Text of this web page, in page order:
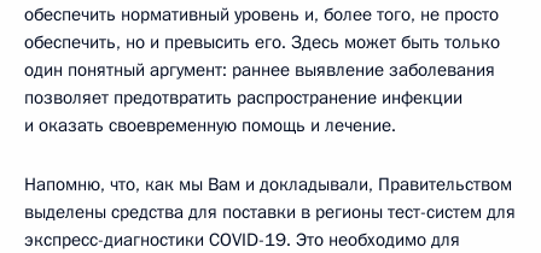
обеспечить нормативный уровень и, более того, не просто
обеспечить, но и превысить его. Здесь может быть только
один понятный аргумент: раннее выявление заболевания
позволяет предотвратить распространение инфекции
и оказать своевременную помощь и лечение.
Напомню, что, как мы Вам и докладывали, Правительством
выделены средства для поставки в регионы тест-систем для
экспресс-диагностики COVID-19. Это необходимо для